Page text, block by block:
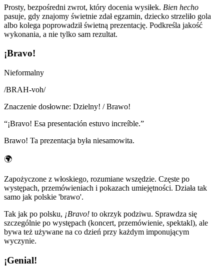
Prosty, bezpośredni zwrot, który docenia wysiłek. Bien hecho
pasuje, gdy znajomy świetnie zdał egzamin, dziecko strzeliło gola
albo kolega poprowadził świetną prezentację. Podkreśla jakość
wykonania, a nie tylko sam rezultat.
¡Bravo!
Nieformalny
/BRAH-voh/
Znaczenie dosłowne: Dzielny! / Brawo!
“¡Bravo! Esa presentación estuvo increíble.”
Brawo! Ta prezentacja była niesamowita.
🌍
Zapożyczone z włoskiego, rozumiane wszędzie. Częste po
występach, przemówieniach i pokazach umiejętności. Działa tak
samo jak polskie 'brawo'.
Tak jak po polsku, ¡Bravo! to okrzyk podziwu. Sprawdza się
szczególnie po występach (koncert, przemówienie, spektakl), ale
bywa też używane na co dzień przy każdym imponującym
wyczynie.
¡Genial!